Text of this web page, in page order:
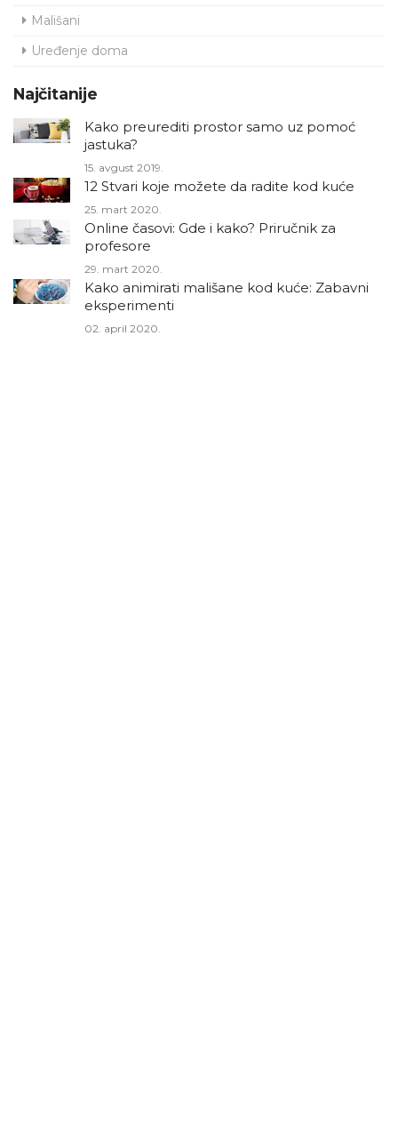
Mališani
Uređenje doma
Najčitanije
Kako preurediti prostor samo uz pomoć
jastuka?
15. avgust 2019.
12 Stvari koje možete da radite kod kuće
25. mart 2020.
Online časovi: Gde i kako? Priručnik za
profesore
29. mart 2020.
Kako animirati mališane kod kuće: Zabavni
eksperimenti
02. april 2020.